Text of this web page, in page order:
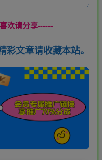
欢请分享------
文章请收藏本站。